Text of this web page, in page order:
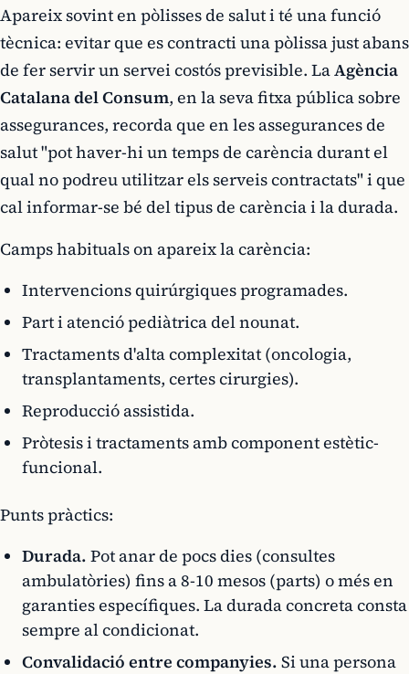
Apareix sovint en pòlisses de salut i té una funció
tècnica: evitar que es contracti una pòlissa just abans
de fer servir un servei costós previsible. LaAgència
Catalana del Consum, en la seva fitxa pública sobre
assegurances, recorda que en les assegurances de
salut "pot haver-hi un temps de carència durant el
qual no podreu utilitzar els serveis contractats" i que
cal informar-se bé del tipus de carència i la durada.
Camps habituals on apareix la carència:
Intervencions quirúrgiques programades.
Part i atenció pediàtrica del nounat.
Tractaments d'alta complexitat (oncologia,
transplantaments, certes cirurgies).
Reproducció assistida.
Pròtesis i tractaments amb component estètic-
funcional.
Punts pràctics:
Durada. Pot anar de pocs dies (consultes
ambulatòries) fins a 8-10 mesos (parts) o més en
garanties específiques. La durada concreta consta
sempre al condicionat.
Convalidació entre companyies. Si una persona